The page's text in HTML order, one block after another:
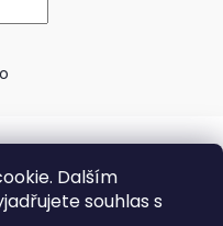
Dalším
souhlas s